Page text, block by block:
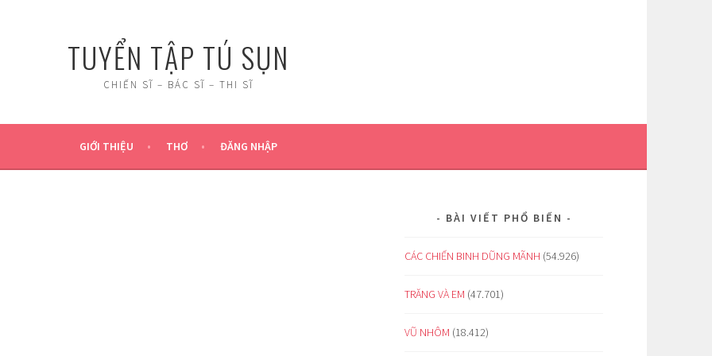
TUYỂN TẬP TÚ SỤN
CHIẾN SĨ – BÁC SĨ – THI SĨ
GIỚI THIỆU THƠ ĐĂNG NHẬP
BÀI VIẾT PHỔ BIẾN
CÁC CHIẾN BINH DŨNG MÃNH (54.926)
TRĂNG VÀ EM (47.701)
VŨ NHÔM (18.412)